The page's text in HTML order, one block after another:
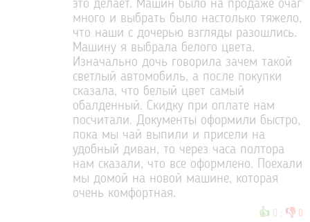
это делает. Машин было на продаже очаг
много и выбрать было настолько тяжело,
что наши с дочерью взгляды разошлись.
Машину я выбрала белого цвета.
Изначально дочь говорила зачем такой
светлый автомобиль, а после покупки
сказала, что белый цвет самый
обалденный. Скидку при оплате нам
посчитали. Документы оформили быстро,
пока мы чай выпили и присели на
удобный диван, то через часа полтора
нам сказали, что все оформлено. Поехали
мы домой на новой машине, которая
очень комфортная.
👍 : 👎